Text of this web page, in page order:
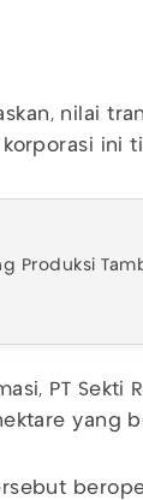
nilai
korporasi ini
Produksi
PT Sekti
yang